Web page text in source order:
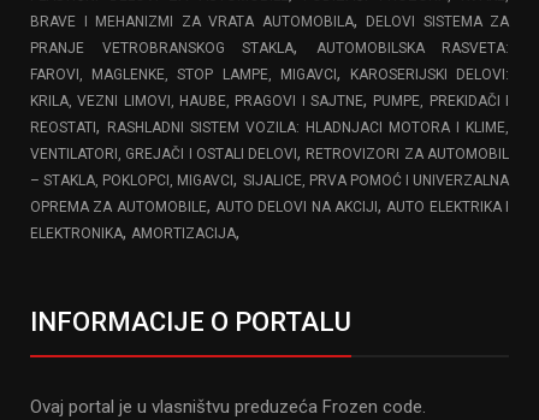
BRAVE I MEHANIZMI ZA VRATA AUTOMOBILA,
DELOVI SISTEMA ZA
PRANJE VETROBRANSKOG STAKLA,
AUTOMOBILSKA RASVETA:
FAROVI, MAGLENKE, STOP LAMPE, MIGAVCI ,
KAROSERIJSKI DELOVI:
KRILA, VEZNI LIMOVI, HAUBE, PRAGOVI I SAJTNE, PUMPE, PREKIDAČI I
REOSTATI ,
RASHLADNI SISTEM VOZILA: HLADNJACI MOTORA I KLIME,
VENTILATORI, GREJAČI I OSTALI DELOVI, RETROVIZORI ZA AUTOMOBIL
– STAKLA, POKLOPCI, MIGAVCI, SIJALICE, PRVA POMOĆ I UNIVERZALNA
OPREMA ZA AUTOMOBILE,AUTO DELOVI NA AKCIJI,AUTO ELEKTRIKA I
ELEKTRONIKA, AMORTIZACIJA,
INFORMACIJE O PORTALU
Ovaj portal je u vlasništvu preduzeća Frozen code.